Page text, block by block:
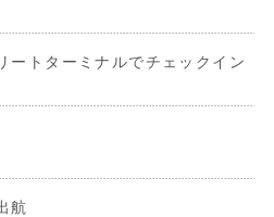
ートターミナルでチェックイン
航